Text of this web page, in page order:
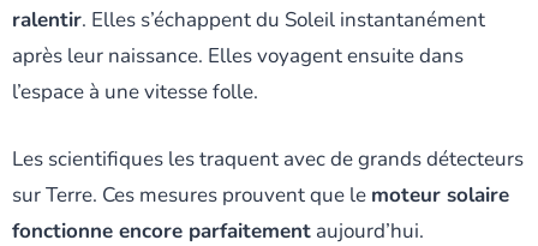
ralentir. Elles s’échappent du Soleil instantanément
après leur naissance. Elles voyagent ensuite dans
l’espace à une vitesse folle.
Les scientifiques les traquent avec de grands détecteurs
sur Terre. Ces mesures prouvent que le moteur solaire
fonctionne encore parfaitement aujourd’hui.